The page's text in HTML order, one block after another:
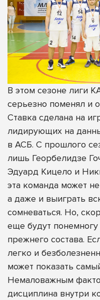
В этом сезоне лиги
серьезно поменял и
Ставка сделана на
лидирующих на
в АСБ. С прошлого
лишь Георбелидзе
Эдуард Кицело и
эта команда может
а даже и выиграть
сомневаться. Но,
еще будут
прежнего состава.
легко и
может показать
Немаловажным
дисциплина внутри